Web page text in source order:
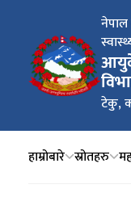
टेकु,
हाम्रोबारे स्रोतहरु